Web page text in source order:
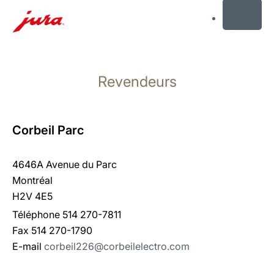
recherche
Revendeurs
Corbeil Parc
4646A Avenue du Parc
Montréal
H2V 4E5
Téléphone 514 270-7811
Fax 514 270-1790
E-mail corbeil226@corbeilelectro.com